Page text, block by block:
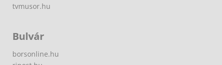
tvmusor.hu
Bulvár
borsonline.hu